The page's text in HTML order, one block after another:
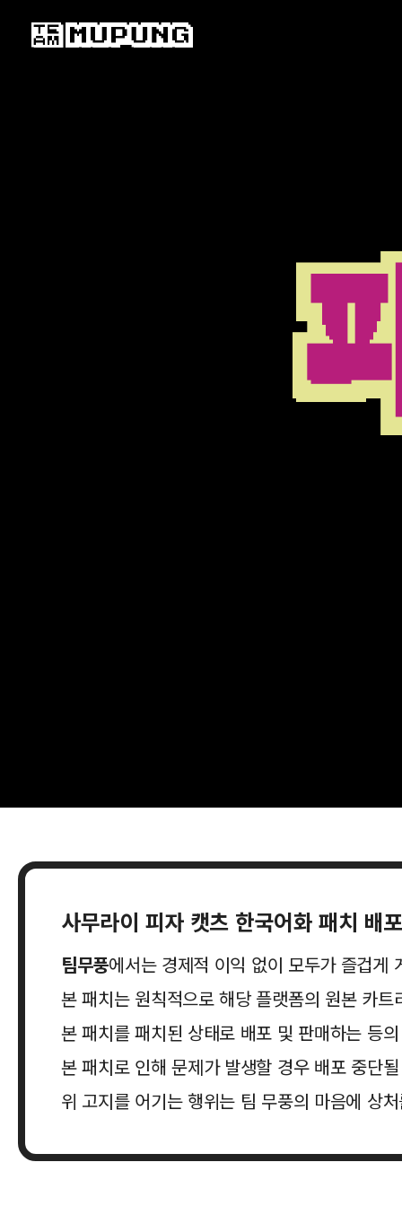
사무라이 피자 캣츠 한국어화 패치 배
팀무풍에서는 경제적 이익 없이 모두가 즐겁게
본 패치는 원칙적으로 해당 플랫폼의 원본 카
본 패치를 패치된 상태로 배포 및 판매하는 등
본 패치로 인해 문제가 발생할 경우 배포 중단
위 고지를 어기는 행위는 팀 무풍의 마음에 상